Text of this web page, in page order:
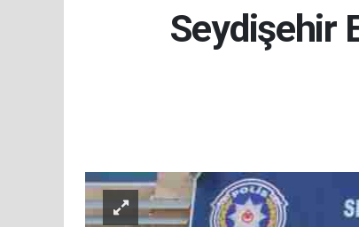
Seydişehir